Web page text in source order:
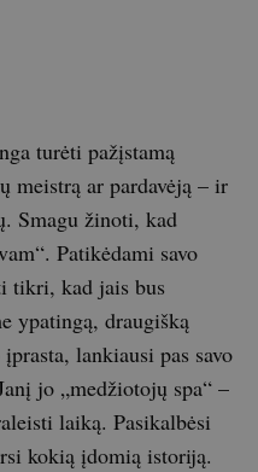
turėti pažįstamą
meistrą ar pardavėją – ir
Smagu žinoti, kad
Patikėdami savo
tikri, kad jais bus
ypatingą, draugišką
lankiausi pas savo
jo „medžiotojų spa“ –
laiką. Pasikalbėsi
kokią įdomią istoriją.